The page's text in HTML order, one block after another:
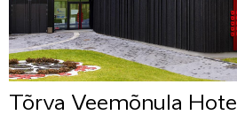
Tõrva Veemõnula Hotel